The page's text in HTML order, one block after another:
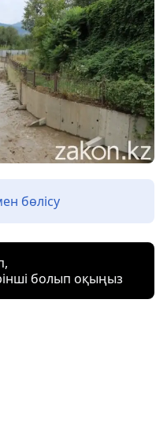
бөлісу
болып оқыңыз